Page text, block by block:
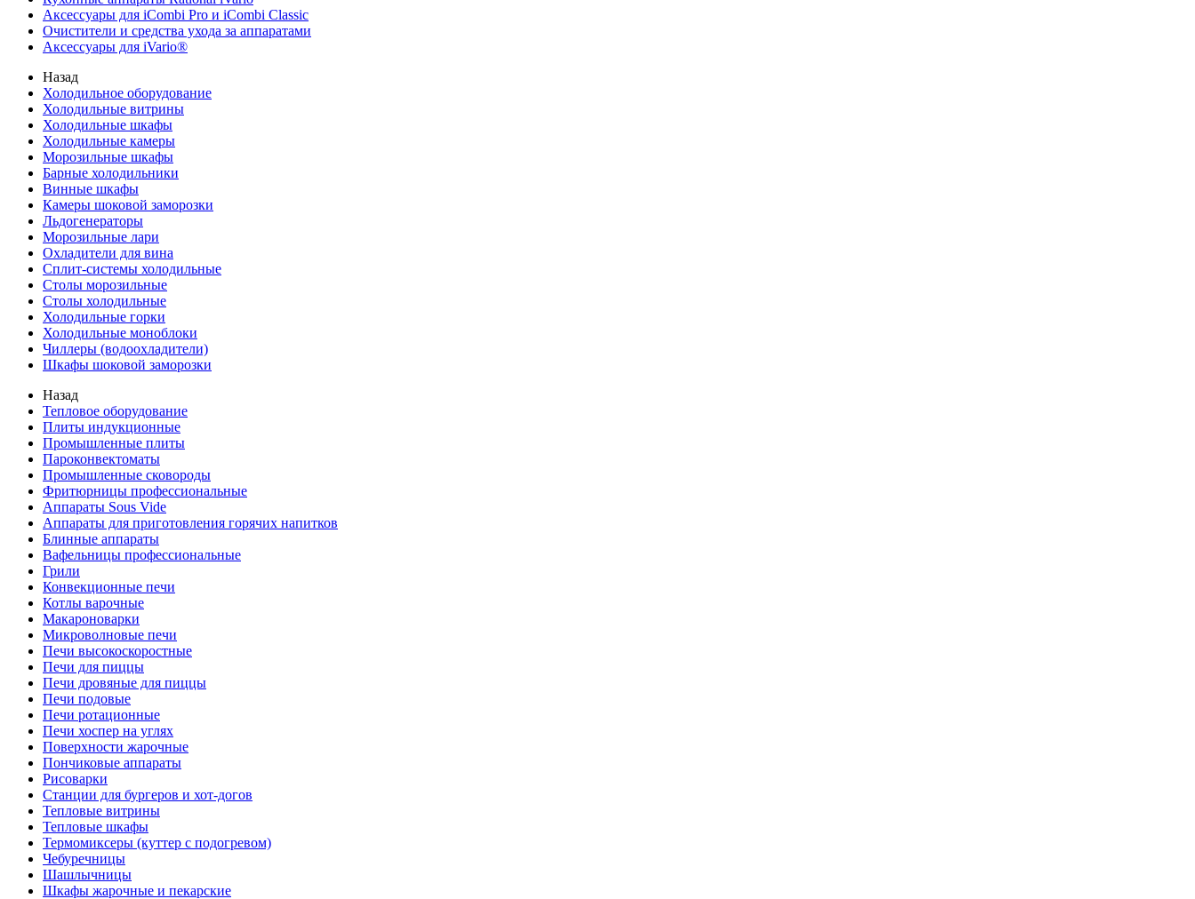
Аксессуары для iCombi Pro и iCombi Classic
Очистители и средства ухода за аппаратами
Аксессуары для iVario®
Назад
Холодильное оборудование
Холодильные витрины
Холодильные шкафы
Холодильные камеры
Морозильные шкафы
Барные холодильники
Винные шкафы
Камеры шоковой заморозки
Льдогенераторы
Морозильные лари
Охладители для вина
Сплит-системы холодильные
Столы морозильные
Столы холодильные
Холодильные горки
Холодильные моноблоки
Чиллеры (водоохладители)
Шкафы шоковой заморозки
Назад
Тепловое оборудование
Плиты индукционные
Промышленные плиты
Пароконвектоматы
Промышленные сковороды
Фритюрницы профессиональные
Аппараты Sous Vide
Аппараты для приготовления горячих напитков
Блинные аппараты
Вафельницы профессиональные
Грили
Конвекционные печи
Котлы варочные
Макароноварки
Микроволновые печи
Печи высокоскоростные
Печи для пиццы
Печи дровяные для пиццы
Печи подовые
Печи ротационные
Печи хоспер на углях
Поверхности жарочные
Пончиковые аппараты
Рисоварки
Станции для бургеров и хот-догов
Тепловые витрины
Тепловые шкафы
Термомиксеры (куттер с подогревом)
Чебуречницы
Шашлычницы
Шкафы жарочные и пекарские